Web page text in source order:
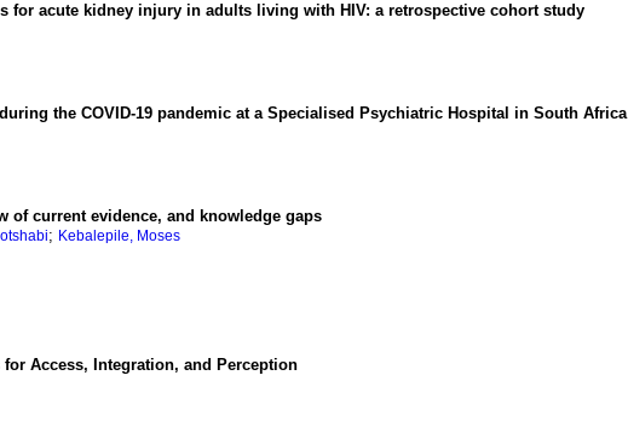
for acute kidney injury in adults living with HIV: a retrospective cohort study
the COVID-19 pandemic at a Specialised Psychiatric Hospital in South Africa
of current evidence, and knowledge gaps
; Kebalepile, Moses
Access, Integration, and Perception